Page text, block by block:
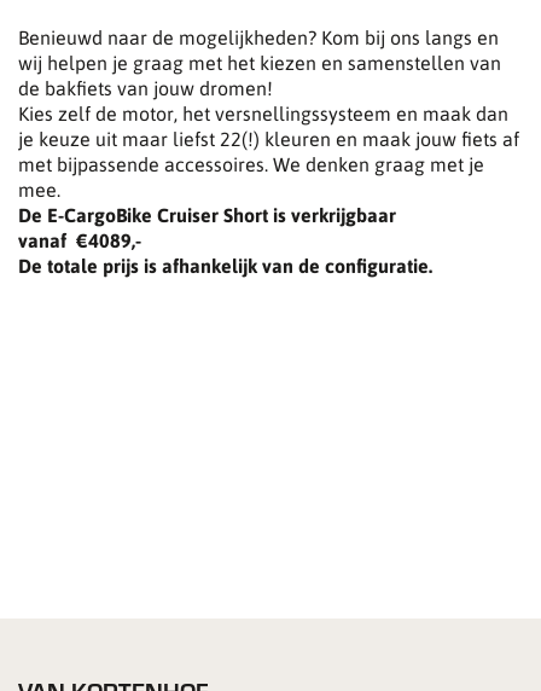
Benieuwd naar de mogelijkheden? Kom bij ons langs en
wij helpen je graag met het kiezen en samenstellen van
de bakfiets van jouw dromen!
Kies zelf de motor, het versnellingssysteem en maak dan
je keuze uit maar liefst 22(!) kleuren en maak jouw fiets af
met bijpassende accessoires. We denken graag met je
mee.
De E-CargoBike Cruiser Short is verkrijgbaar
vanaf €4089,-
De totale prijs is afhankelijk van de configuratie.